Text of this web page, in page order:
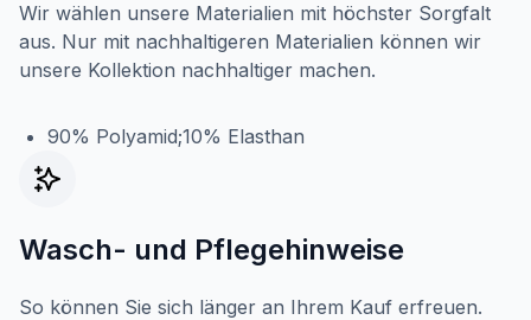
Wir wählen unsere Materialien mit höchster Sorgfalt
aus. Nur mit nachhaltigeren Materialien können wir
unsere Kollektion nachhaltiger machen.
90% Polyamid;10% Elasthan
Wasch- und Pflegehinweise
So können Sie sich länger an Ihrem Kauf erfreuen.